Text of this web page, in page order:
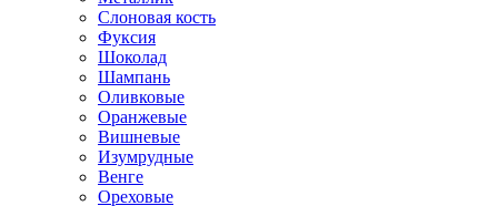
Слоновая кость
Фуксия
Шоколад
Шампань
Оливковые
Оранжевые
Вишневые
Изумрудные
Венге
Ореховые